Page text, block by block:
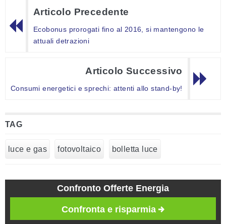
Articolo Precedente
Ecobonus prorogati fino al 2016, si mantengono le
attuali detrazioni
Articolo Successivo
Consumi energetici e sprechi: attenti allo stand-by!
TAG
luce e gas fotovoltaico bolletta luce
Confronto Offerte Energia
Confronta e risparmia